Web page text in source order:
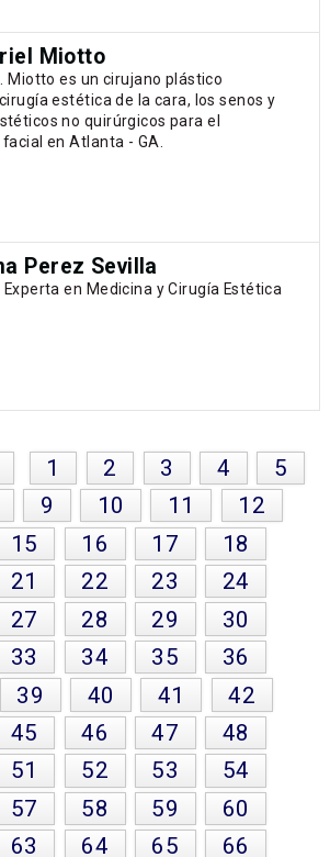
Miotto
Miotto es un cirujano plástico
estética de la cara, los senos y
no quirúrgicos para el
en Atlanta - GA.
Perez Sevilla
Experta en Medicina y Cirugía Estética
1 2 3 4
5
9 10 11
12
15 16 17
18
21 22 23
24
27 28 29
30
33 34 35
36
39 40 41
42
45 46 47
48
51 52 53
54
57 58 59
60
63 64 65 66